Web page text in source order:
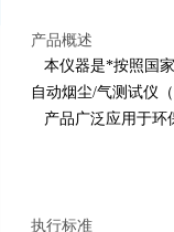
产品概述
本仪器是*按照国家
自动烟尘/气测试仪
产品广泛应用于环
执行标准